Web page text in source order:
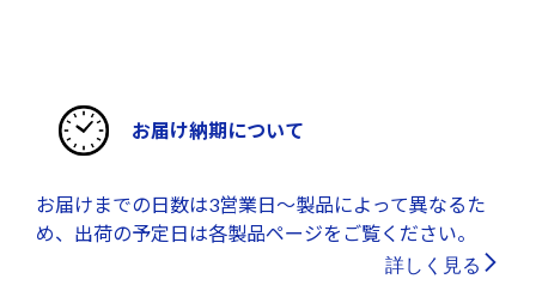
お届け納期について
お届けまでの日数は3営業日～製品によって異なるた
め、出荷の予定日は各製品ページをご覧ください。
詳しく見る